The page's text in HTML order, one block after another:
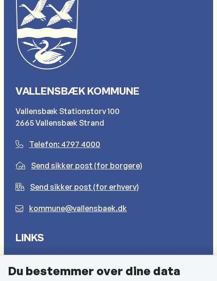
VALLENSBÆK KOMMUNE
Vallensbæk Stationstorv 100
2665 Vallensbæk Strand
Telefon: 4797 4000
Send sikker post (for borgere)
Send sikker post (for erhverv)
kommune@vallensbaek.dk
LINKS
Cookies
Du bestemmer over dine data